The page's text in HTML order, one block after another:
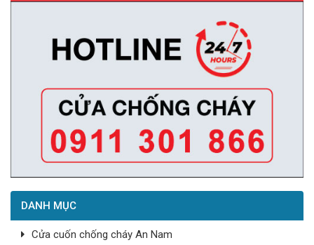
DANH MỤC
Cửa cuốn chống cháy An Nam